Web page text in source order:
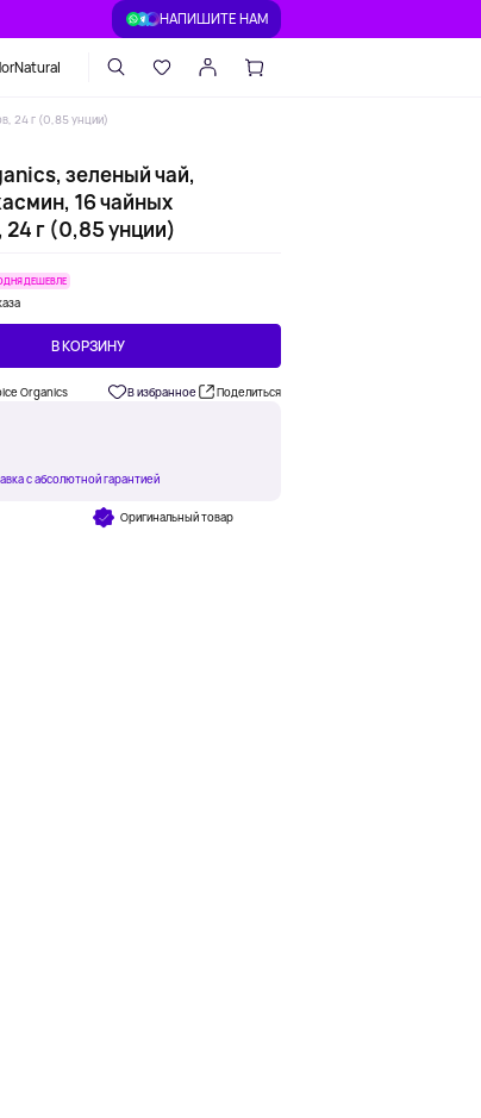
НАПИШИТЕ НАМ
24 г (0,85 унции)
зеленый чай,
16 чайных
24 г (0,85 унции)
ДЕШЕВЛЕ
В КОРЗИНУ
Organics В избранное Поделиться
с абсолютной гарантией
Оригинальный товар